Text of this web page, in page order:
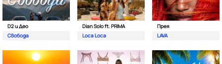
D2 и Део
Свобода
Dian Solo ft. PRIMA
Loca Loca
Прея
LAVA